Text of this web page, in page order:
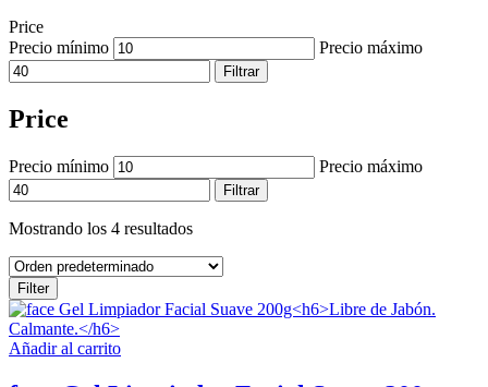
Price
Precio mínimo
Precio máximo
Filtrar
Price
Precio mínimo Precio máximo
Filtrar
Mostrando los 4 resultados
Filter
Añadir al carrito